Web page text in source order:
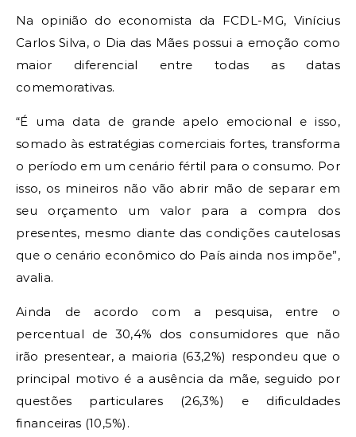
Na opinião do economista da FCDL-MG, Vinícius
Carlos Silva, o Dia das Mães possui a emoção como
maior diferencial entre todas as datas
comemorativas.
“É uma data de grande apelo emocional e isso,
somado às estratégias comerciais fortes, transforma
o período em um cenário fértil para o consumo. Por
isso, os mineiros não vão abrir mão de separar em
seu orçamento um valor para a compra dos
presentes, mesmo diante das condições cautelosas
que o cenário econômico do País ainda nos impõe”,
avalia.
Ainda de acordo com a pesquisa, entre o
percentual de 30,4% dos consumidores que não
irão presentear, a maioria (63,2%) respondeu que o
principal motivo é a ausência da mãe, seguido por
questões particulares (26,3%) e dificuldades
financeiras (10,5%).